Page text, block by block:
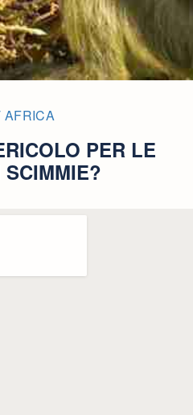
AFRICA
PER LE
SCIMMIE?